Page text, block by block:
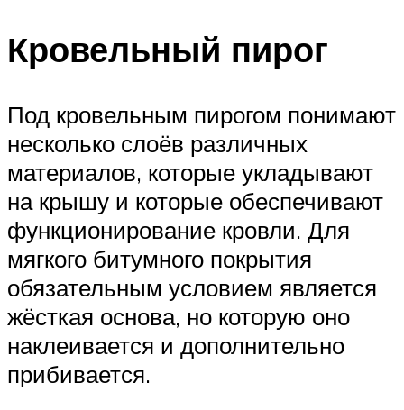
Кровельный пирог
Под кровельным пирогом понимают
несколько слоёв различных
материалов, которые укладывают
на крышу и которые обеспечивают
функционирование кровли. Для
мягкого битумного покрытия
обязательным условием является
жёсткая основа, но которую оно
наклеивается и дополнительно
прибивается.